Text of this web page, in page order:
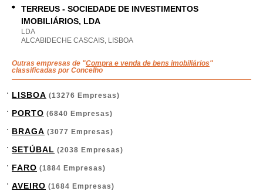
TERREUS - SOCIEDADE DE INVESTIMENTOS
IMOBILIÁRIOS, LDA
LDA
ALCABIDECHE CASCAIS, LISBOA
Outras empresas de "Compra e venda de bens imobiliários"
classificadas por Concelho
LISBOA (13276 Empresas)
PORTO (6840 Empresas)
BRAGA (3077 Empresas)
SETÚBAL (2038 Empresas)
FARO (1884 Empresas)
AVEIRO (1684 Empresas)